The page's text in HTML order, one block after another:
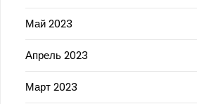
Май 2023
Апрель 2023
Март 2023